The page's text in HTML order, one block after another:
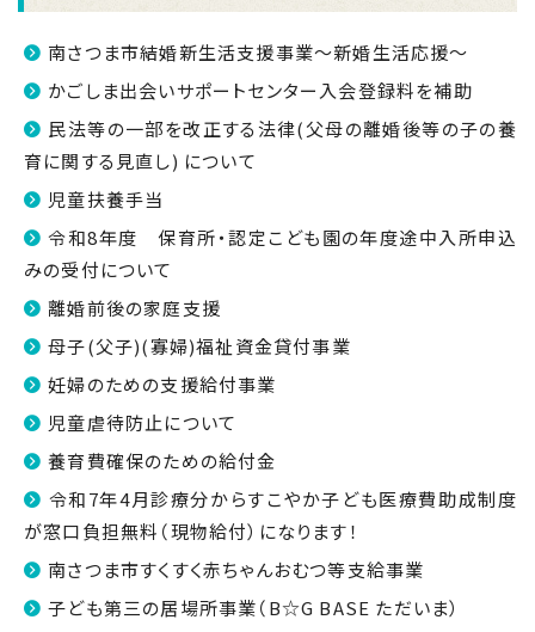
南さつま市結婚新生活支援事業～新婚生活応援～
かごしま出会いサポートセンター入会登録料を補助
民法等の一部を改正する法律(父母の離婚後等の子の養
育に関する見直し) について
児童扶養手当
令和8年度 保育所・認定こども園の年度途中入所申込
みの受付について
離婚前後の家庭支援
母子(父子)(寡婦)福祉資金貸付事業
妊婦のための支援給付事業
児童虐待防止について
養育費確保のための給付金
令和7年4月診療分からすこやか子ども医療費助成制度
が窓口負担無料（現物給付）になります！
南さつま市すくすく赤ちゃんおむつ等支給事業
子ども第三の居場所事業（B☆G BASE ただいま）